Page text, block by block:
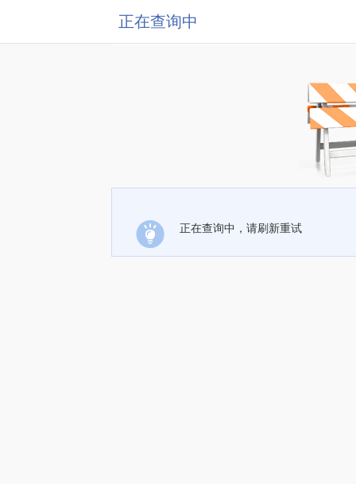
正在查询中
正在查询中，请刷新重试